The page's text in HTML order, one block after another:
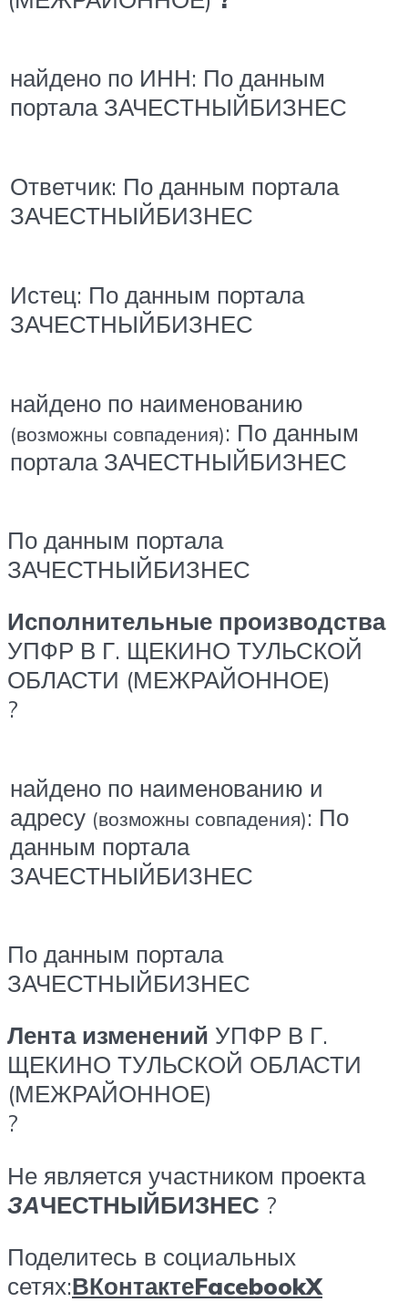
найдено по ИНН: По данным
портала ЗАЧЕСТНЫЙБИЗНЕС
Ответчик: По данным портала
ЗАЧЕСТНЫЙБИЗНЕС
Истец: По данным портала
ЗАЧЕСТНЫЙБИЗНЕС
найдено по наименованию
(возможны совпадения): По данным
портала ЗАЧЕСТНЫЙБИЗНЕС
По данным портала
ЗАЧЕСТНЫЙБИЗНЕС
Исполнительные производства
УПФР В Г. ЩЕКИНО ТУЛЬСКОЙ
ОБЛАСТИ (МЕЖРАЙОННОЕ)
?
найдено по наименованию и
адресу (возможны совпадения): По
данным портала
ЗАЧЕСТНЫЙБИЗНЕС
По данным портала
ЗАЧЕСТНЫЙБИЗНЕС
Лента изменений УПФР В Г.
ЩЕКИНО ТУЛЬСКОЙ ОБЛАСТИ
(МЕЖРАЙОННОЕ)
?
Не является участником проекта
ЗАЧЕСТНЫЙБИЗНЕС ?
Поделитесь в социальных
сетях:ВКонтактеFacebookX